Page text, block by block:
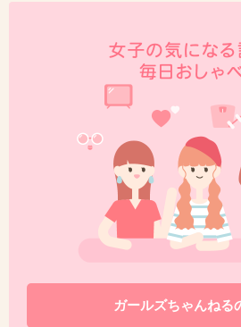
2014/01/29(水) 15:20:54
あとタイバニのブルーローズとか
アで青い髪の子やってた人。
2014/01/29(水) 15:22:01
ガールズちゃんねる